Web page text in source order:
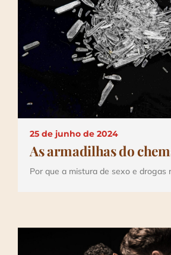
Depoimentos
Blog
25 de junho de 2024
As armadilhas do
Por que a mistura de sexo e drogas